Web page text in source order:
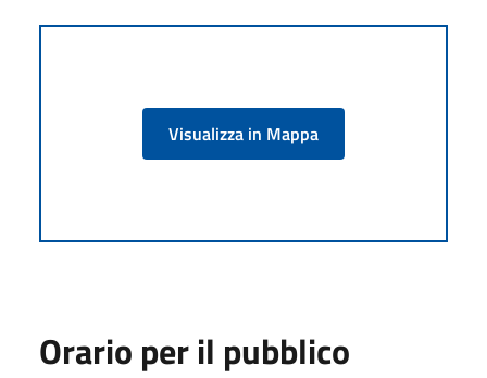
Visualizza in Mappa
Orario per il pubblico